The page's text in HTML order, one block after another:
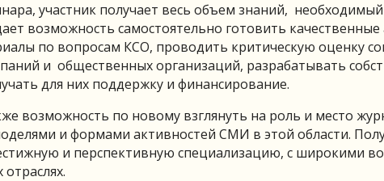
участник получает весь объем знаний, необходимый
возможность самостоятельно готовить качественные
по вопросам КСО, проводить критическую оценку
и общественных организаций, разрабатывать
для них поддержку и финансирование.
возможность по новому взглянуть на роль и место
и формами активностей СМИ в этой области.
и перспективную специализацию, с широкими